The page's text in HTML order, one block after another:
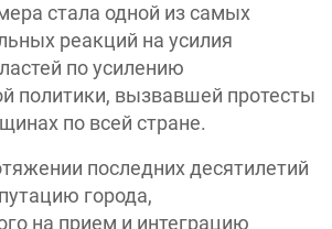
стала одной из самых
реакций на усилия
по усилению
политики, вызвавшей протесты
по всей стране.
последних десятилетий
города,
на прием и интеграцию